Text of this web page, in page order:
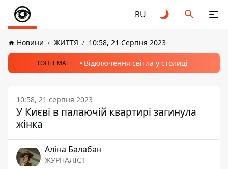
RU
Новини ЖИТТЯ 10:58, 21 Серпня 2023
ТОПТЕМА: Відключення світла у столиці
10:58, 21 серпня 2023
У Києві в палаючій квартирі загинула
жінка
Аліна Балабан
ЖУРНАЛІСТ